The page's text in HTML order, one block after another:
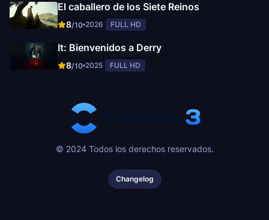
El caballero de los Siete Reinos
8/10 2026 FULL HD
It: Bienvenidos a Derry
8/10 2025 FULL HD
© 2024 Todos los derechos reservados.
Changelog